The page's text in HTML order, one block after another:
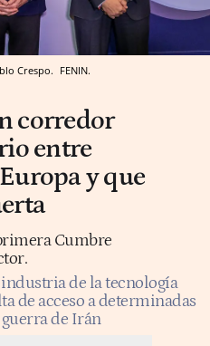
Crespo. FENIN.
corredor
entre
y que
Cumbre
industria de la tecnología
de acceso a determinadas
de Irán